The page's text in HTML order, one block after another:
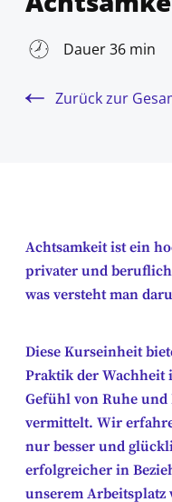
Dauer 36 min
Zurück zur
Achtsamkeit ist ein
privater und
was versteht man
Diese Kurseinheit
Praktik der Wachheit
Gefühl von Ruhe und
vermittelt. Wir
nur besser und
erfolgreicher in
unserem Arbeitsplatz